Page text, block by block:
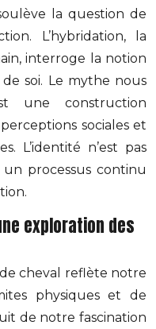
la question de
L’hybridation, la
interroge la notion
soi. Le mythe nous
une construction
sociales et
L’identité n’est pas
processus continu
exploration des
cheval reflète notre
physiques et de
de notre fascination